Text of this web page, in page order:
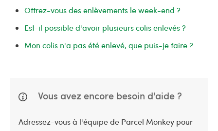
Offrez-vous des enlèvements le week-end ?
Est-il possible d'avoir plusieurs colis enlevés ?
Mon colis n'a pas été enlevé, que puis-je faire ?
Vous avez encore besoin d'aide ?
Adressez-vous à l'équipe de Parcel Monkey pour